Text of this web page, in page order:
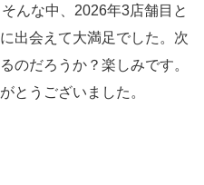
んな中、2026年3店舗目と
出会えて大満足でした。次
のだろうか？楽しみです。
とうございました。